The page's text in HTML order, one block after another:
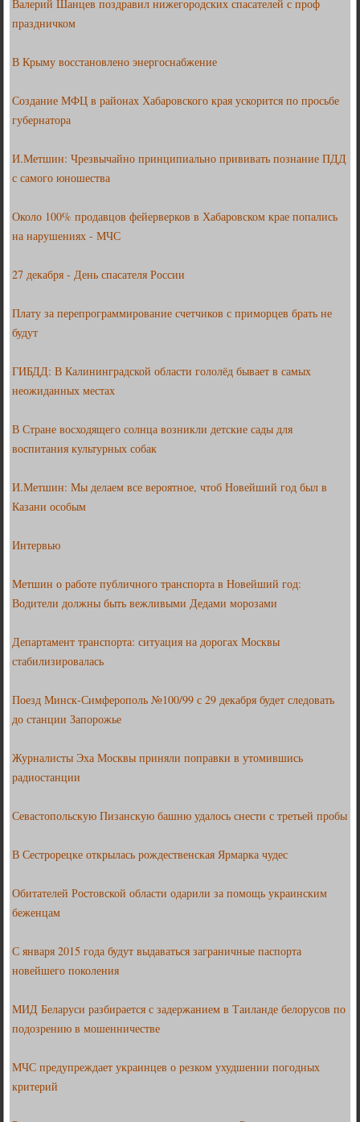
Валерий Шанцев поздравил нижегородских спасателей с проф
праздничком
В Крыму восстановлено энергоснабжение
Создание МФЦ в районах Хабаровского края ускорится по просьбе
губернатора
И.Метшин: Чрезвычайно принципиально прививать познание ПДД
с самого юношества
Около 100% продавцов фейерверков в Хабаровском крае попались
на нарушениях - МЧС
27 декабря - День спасателя России
Плату за перепрограммирование счетчиков с приморцев брать не
будут
ГИБДД: В Калининградской области гололёд бывает в самых
неожиданных местах
В Стране восходящего солнца возникли детские сады для
воспитания культурных собак
И.Метшин: Мы делаем все вероятное, чтоб Новейший год был в
Казани особым
Интервью
Метшин о работе публичного транспорта в Новейший год:
Водители должны быть вежливыми Дедами морозами
Департамент транспорта: ситуация на дорогах Москвы
стабилизировалась
Поезд Минск-Симферополь №100/99 с 29 декабря будет следовать
до станции Запорожье
Журналисты Эха Москвы приняли поправки в утомившись
радиостанции
Севастопольскую Пизанскую башню удалось снести с третьей пробы
В Сестрорецке открылась рождественская Ярмарка чудес
Обитателей Ростовской области одарили за помощь украинским
беженцам
С января 2015 года будут выдаваться заграничные паспорта
новейшего поколения
МИД Беларуси разбирается с задержанием в Таиланде белорусов по
подозрению в мошенничестве
МЧС предупреждает украинцев о резком ухудшении погодных
критерий